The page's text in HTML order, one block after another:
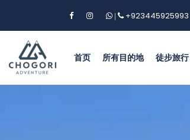
| +923445925993
首页 所有目的地 徒步旅行